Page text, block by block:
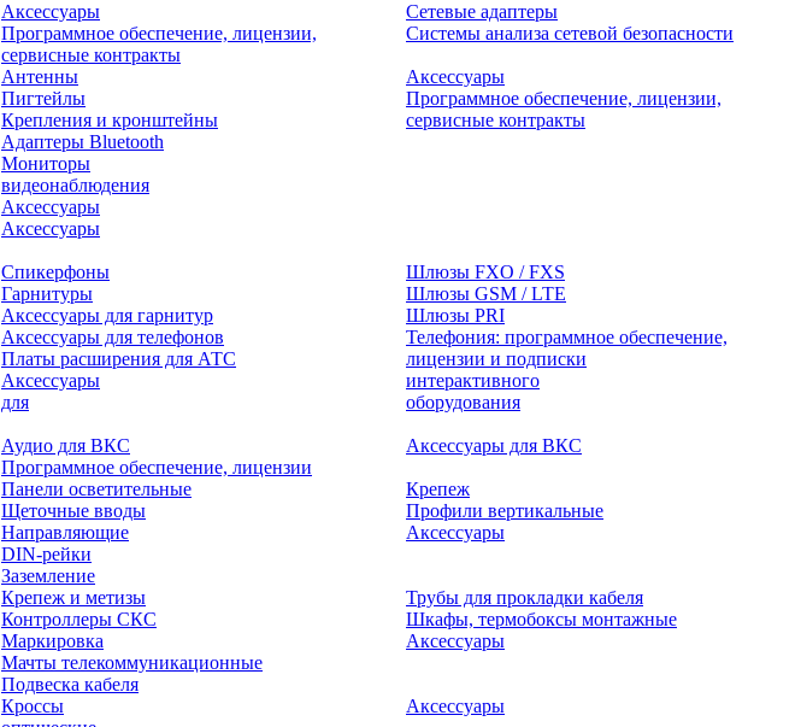
Аксессуары
Программное обеспечение, лицензии,
сервисные контракты
Сетевые адаптеры
Системы анализа сетевой безопасности
Антенны
Пигтейлы
Крепления и кронштейны
Адаптеры Bluetooth
Аксессуары
Программное обеспечение, лицензии,
сервисные контракты
Мониторы
видеонаблюдения
Аксессуары
Аксессуары
Спикерфоны
Гарнитуры
Аксессуары для гарнитур
Аксессуары для телефонов
Платы расширения для АТС
Шлюзы FXO / FXS
Шлюзы GSM / LTE
Шлюзы PRI
Телефония: программное обеспечение,
лицензии и подписки
Аксессуары
для
интерактивного
оборудования
Аудио для ВКС
Программное обеспечение, лицензии
Аксессуары для ВКС
Панели осветительные
Щеточные вводы
Направляющие
DIN-рейки
Заземление
Крепеж
Профили вертикальные
Аксессуары
Крепеж и метизы
Контроллеры СКС
Маркировка
Мачты телекоммуникационные
Подвеска кабеля
Трубы для прокладки кабеля
Шкафы, термобоксы монтажные
Аксессуары
Кроссы
Аксессуары